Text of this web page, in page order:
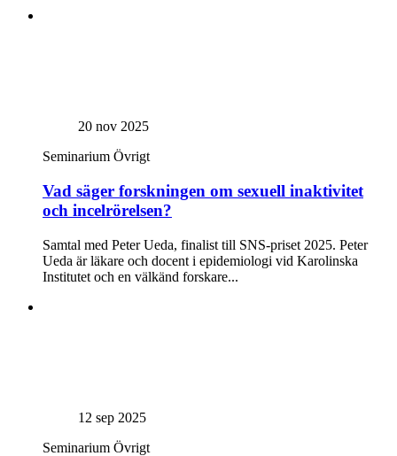
20 nov 2025
Seminarium Övrigt
Vad säger forskningen om sexuell inaktivitet
och incelrörelsen?
Samtal med Peter Ueda, finalist till SNS-priset 2025. Peter
Ueda är läkare och docent i epidemiologi vid Karolinska
Institutet och en välkänd forskare...
12 sep 2025
Seminarium Övrigt